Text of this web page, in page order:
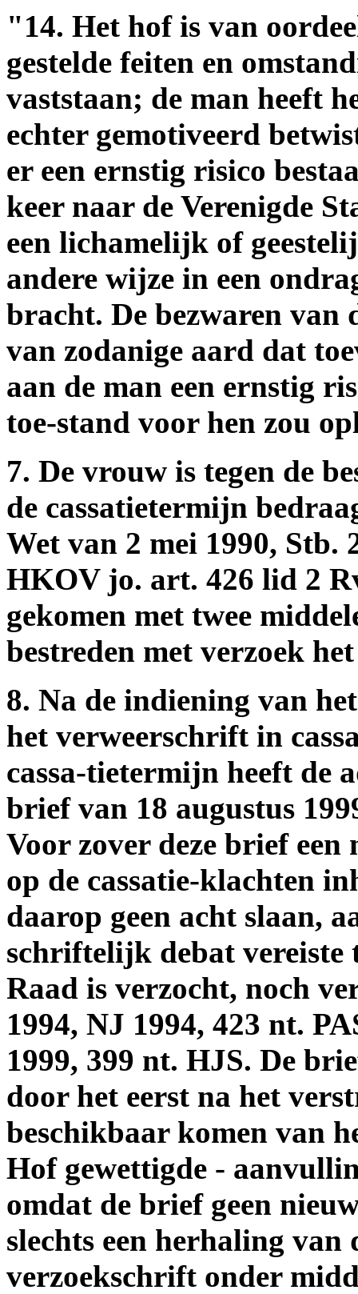
"14. Het hof is van
gestelde feiten en
vaststaan; de man heeft
echter gemotiveerd
er een ernstig risico
keer naar de Verenigde
een lichamelijk of
andere wijze in een
bracht. De bezwaren van
van zodanige aard dat
aan de man een ernstig
toe-stand voor hen zou
7. De vrouw is tegen de
de cassatietermijn
Wet van 2 mei 1990,
HKOV jo. art. 426 lid 2
gekomen met twee
bestreden met verzoek
8. Na de indiening van
het verweerschrift in
cassa-tietermijn heeft de
brief van 18 augustus
Voor zover deze brief
op de cassatie-klachten
daarop geen acht slaan,
schriftelijk debat vereiste
Raad is verzocht, noch
1994, NJ 1994, 423 nt.
1999, 399 nt. HJS. De
door het eerst na het
beschikbaar komen van
Hof gewettigde -
omdat de brief geen
slechts een herhaling van
verzoekschrift onder